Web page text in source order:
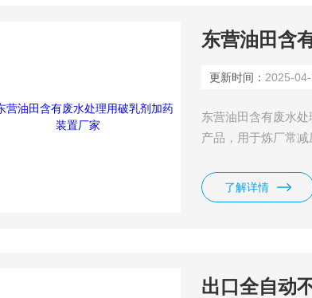
东营油田含
更新时间： 2025-
东营油田含有废水
产品，用于炼厂常
原油乳状液中，让
了解详情
出口全自动